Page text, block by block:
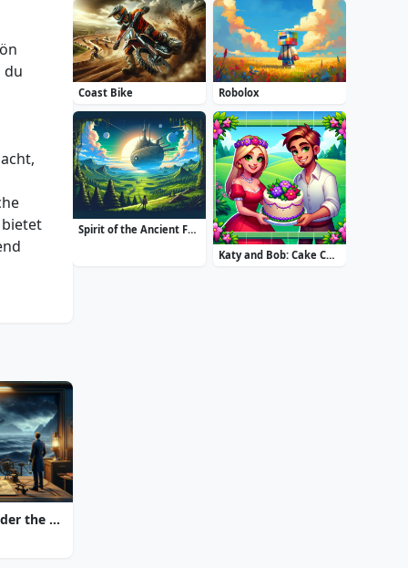
du
bietet
20000 Leagues Under the Sea: Captain Nemo
Coast Bike Robolox
Spirit of the Ancient Forest
Katy and Bob: Cake Cafe